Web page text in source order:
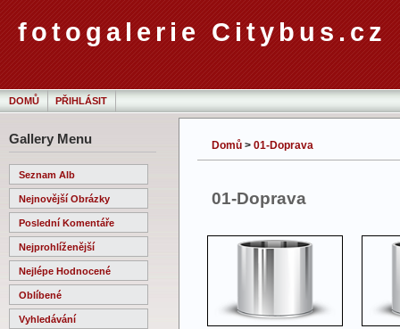
fotogalerie Citybus.cz
DOMŮ PŘIHLÁSIT
Gallery Menu
Seznam Alb
Nejnovější Obrázky
Poslední Komentáře
Nejprohlíženější
Nejlépe Hodnocené
Oblíbené
Vyhledávání
Domů > 01-Doprava
01-Doprava